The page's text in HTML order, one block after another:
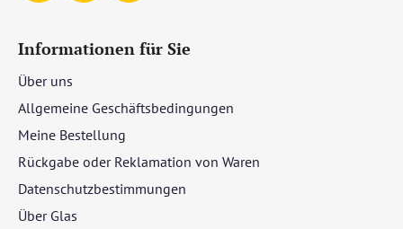
Informationen für Sie
Über uns
Allgemeine Geschäftsbedingungen
Meine Bestellung
Rückgabe oder Reklamation von Waren
Datenschutzbestimmungen
Über Glas